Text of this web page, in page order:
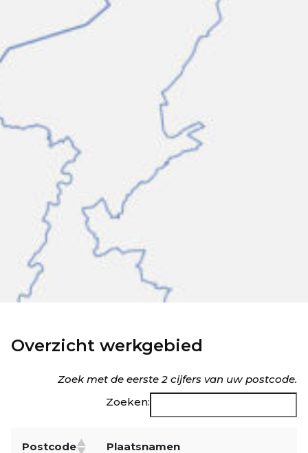
Overzicht werkgebied
Zoek met de eerste 2 cijfers van uw postcode.
Zoeken:
Postcode Plaatsnamen